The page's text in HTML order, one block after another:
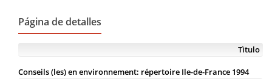
Página de detalles
Tìtulo
Conseils (les) en environnement: répertoire Ile-de-France 1994